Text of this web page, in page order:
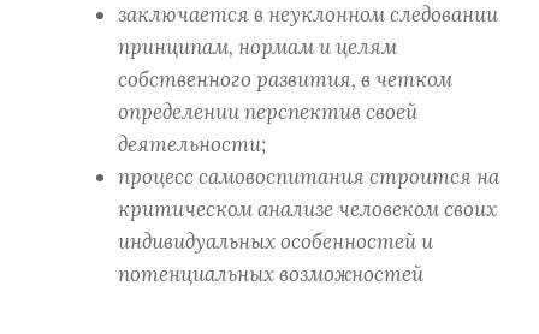
заключается в неуклонном следовании
принципам, нормам и целям
собственного развития, в четком
определении перспектив своей
деятельности;
процесс самовоспитания строится на
критическом анализе человеком своих
индивидуальных особенностей и
потенциальных возможностей